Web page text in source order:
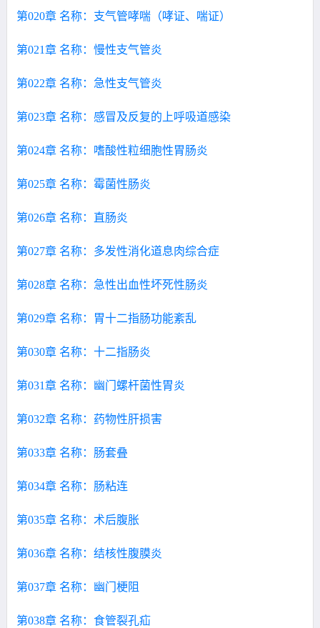
第020章 名称：支气管哮喘（哮证、喘证）
第021章 名称：慢性支气管炎
第022章 名称：急性支气管炎
第023章 名称：感冒及反复的上呼吸道感染
第024章 名称：嗜酸性粒细胞性胃肠炎
第025章 名称：霉菌性肠炎
第026章 名称：直肠炎
第027章 名称：多发性消化道息肉综合症
第028章 名称：急性出血性坏死性肠炎
第029章 名称：胃十二指肠功能紊乱
第030章 名称：十二指肠炎
第031章 名称：幽门螺杆菌性胃炎
第032章 名称：药物性肝损害
第033章 名称：肠套叠
第034章 名称：肠粘连
第035章 名称：术后腹胀
第036章 名称：结核性腹膜炎
第037章 名称：幽门梗阻
第038章 名称：食管裂孔疝